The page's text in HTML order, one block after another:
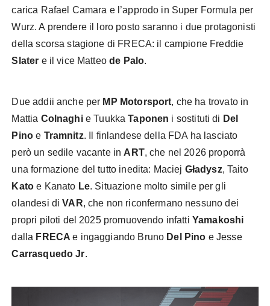
carica Rafael Camara e l’approdo in Super Formula per
Wurz. A prendere il loro posto saranno i due protagonisti
della scorsa stagione di FRECA: il campione Freddie
Slater e il vice Matteode Palo.
Due addii anche per MP Motorsport, che ha trovato in
Mattia Colnaghi e TuukkaTaponen i sostituti di Del
Pino e Tramnitz. Il finlandese della FDA ha lasciato
però un sedile vacante in ART, che nel 2026 proporrà
una formazione del tutto inedita: Maciej Gładysz, Taito
Kato e Kanato Le. Situazione molto simile per gli
olandesi diVAR, che non riconfermano nessuno dei
propri piloti del 2025 promuovendo infatti Yamakoshi
dalla FRECAe ingaggiando Bruno Del Pino e Jesse
Carrasquedo Jr.